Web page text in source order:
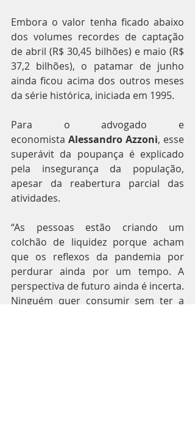
Embora o valor tenha ficado abaixo
dos volumes recordes de captação
de abril (R$ 30,45 bilhões) e maio (R$
37,2 bilhões), o patamar de junho
ainda ficou acima dos outros meses
da série histórica, iniciada em 1995.
Para o advogado e
economista Alessandro Azzoni, esse
superávit da poupança é explicado
pela insegurança da população,
apesar da reabertura parcial das
atividades.
“As pessoas estão criando um
colchão de liquidez porque acham
que os reflexos da pandemia por
perdurar ainda por um tempo. A
perspectiva de futuro ainda é incerta.
Ninguém quer consumir sem ter a